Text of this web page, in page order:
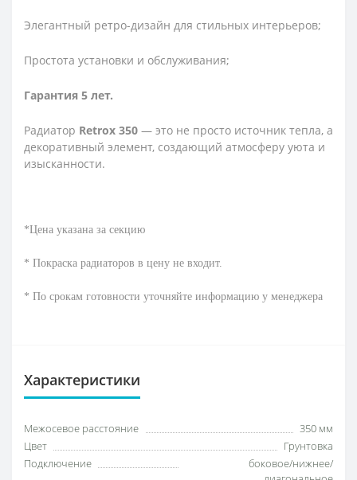
Элегантный ретро-дизайн для стильных интерьеров;
Простота установки и обслуживания;
Гарантия 5 лет.
Радиатор Retrox 350 — это не просто источник тепла, а
декоративный элемент, создающий атмосферу уюта и
изысканности.
*Цена указана за секцию
* Покраска радиаторов в цену не входит.
* По срокам готовности уточняйте информацию у менеджера
Характеристики
Межосевое расстояние
350 мм
Цвет
Грунтовка
Подключение
боковое/нижнее/